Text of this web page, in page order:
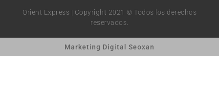
Orient Express | Copyright 2021 © Todos los derechos
reservados.
Marketing Digital Seoxan